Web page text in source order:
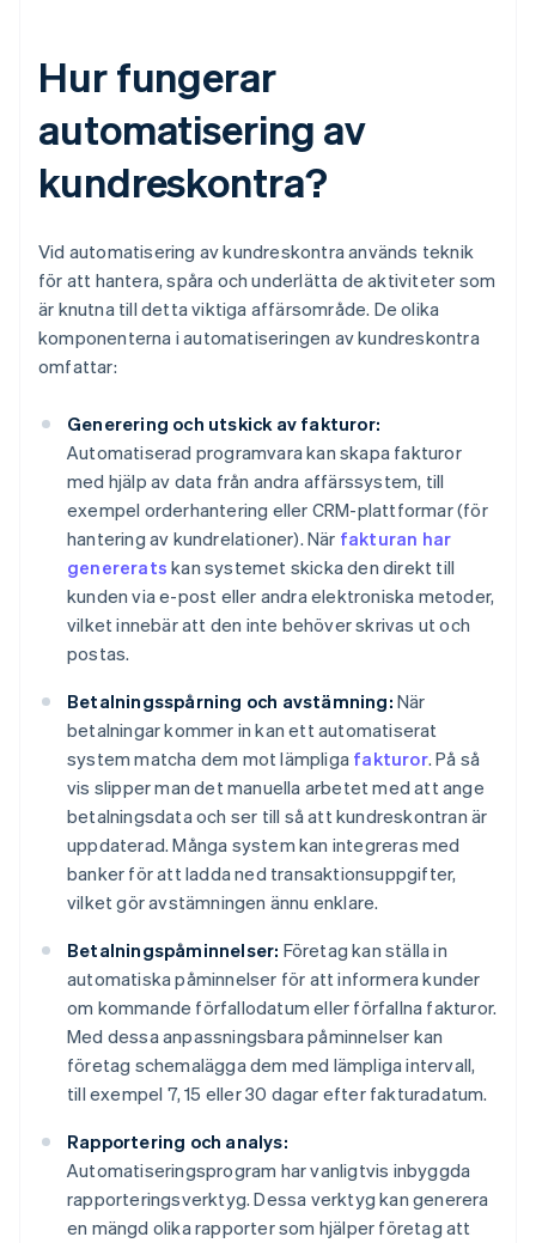
Hur fungerar
automatisering av
kundreskontra?
Vid automatisering av kundreskontra används teknik
för att hantera, spåra och underlätta de aktiviteter som
är knutna till detta viktiga affärsområde. De olika
komponenterna i automatiseringen av kundreskontra
omfattar:
Generering och utskick av fakturor:
Automatiserad programvara kan skapa fakturor
med hjälp av data från andra affärssystem, till
exempel orderhantering eller CRM-plattformar (för
hantering av kundrelationer). När fakturan har
genererats kan systemet skicka den direkt till
kunden via e-post eller andra elektroniska metoder,
vilket innebär att den inte behöver skrivas ut och
postas.
Betalningsspårning och avstämning: När
betalningar kommer in kan ett automatiserat
system matcha dem mot lämpliga fakturor. På så
vis slipper man det manuella arbetet med att ange
betalningsdata och ser till så att kundreskontran är
uppdaterad. Många system kan integreras med
banker för att ladda ned transaktionsuppgifter,
vilket gör avstämningen ännu enklare.
Betalningspåminnelser: Företag kan ställa in
automatiska påminnelser för att informera kunder
om kommande förfallodatum eller förfallna fakturor.
Med dessa anpassningsbara påminnelser kan
företag schemalägga dem med lämpliga intervall,
till exempel 7, 15 eller 30 dagar efter fakturadatum.
Rapportering och analys:
Automatiseringsprogram har vanligtvis inbyggda
rapporteringsverktyg. Dessa verktyg kan generera
en mängd olika rapporter som hjälper företag att